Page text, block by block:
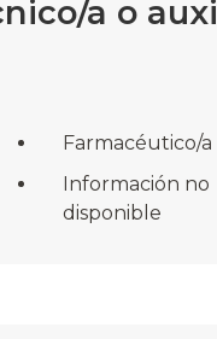
a o
Farmacéutico/a
Información no
disponible